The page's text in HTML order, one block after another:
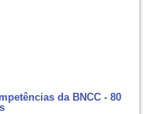
da BNCC - 80